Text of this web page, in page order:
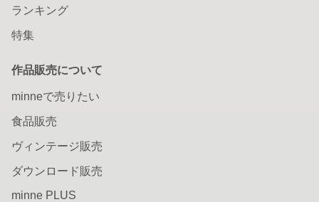
ランキング
特集
作品販売について
minneで売りたい
食品販売
ヴィンテージ販売
ダウンロード販売
minne PLUS